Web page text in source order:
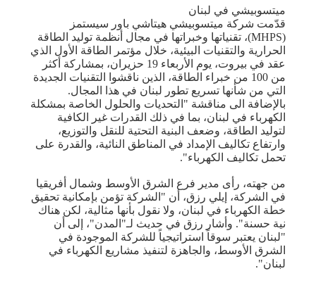
ميتسوبيشي في لبنان
قدّمت شركة ميتسوبيشي هيتاشي باور سيستمز
(MHPS)، تقنياتها وخبراتها في مجال أنظمة توليد الطاقة
الحرارية والتقنيات البيئية، خلال مؤتمر الطاقة الأول الذي
عقد في بيروت، يوم الأربعاء 19 حزيران، بمشاركة أكثر
من 100 من خبراء الطاقة، الذين ناقشوا التقنيات الجديدة
التي من شأنها تسريع تطور لبنان في هذا المجال.
بالإضافة الى مناقشة "التحديات والحلول الخاصة بمشكلة
الكهرباء في لبنان، بما في ذلك القدرات غير الكافية
لتوليد الطاقة، وضعف البنية التحتية للنقل والتوزيع،
وارتفاع تكاليف الإمداد في المناطق النائية، والقدرة على
تحمل تكاليف الكهرباء".
من جهته، رأى مدير فرع الشرق الأوسط وشمال أفريقيا
في الشركة، إيلي رزق، أن "الشركة تؤمن بإمكانية تحقيق
خطة الكهرباء في لبنان، ولا نقول بأنها مثالية، لكن هناك
نية حسنة". وأشار رزق في حديث لـ"المدن"، إلى أن
"لبنان يعتبر سوقاً استراتيجياً للشركة الموجودة في
الشرق الأوسط، والجاهزة لتنفيذ مشاريع الكهرباء في
لبنان".